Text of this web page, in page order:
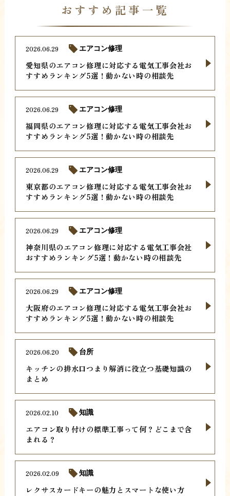
おすすめ記事一覧
愛知県のエアコン修理に対応する電気工事会社お
すすめランキング5選！動かない時の相談先
2026.06.29 エアコン修理
福岡県のエアコン修理に対応する電気工事会社お
すすめランキング5選！動かない時の相談先
2026.06.29 エアコン修理
東京都のエアコン修理に対応する電気工事会社お
すすめランキング5選！動かない時の相談先
2026.06.29 エアコン修理
神奈川県のエアコン修理に対応する電気工事会社
おすすめランキング5選！動かない時の相談先
2026.06.29 エアコン修理
大阪府のエアコン修理に対応する電気工事会社お
すすめランキング5選！動かない時の相談先
2026.06.29 エアコン修理
キッチンの排水口つまり解消に役立つ基礎知識の
まとめ
2026.06.20 台所
エアコン取り付けの標準工事って何？どこまで含
まれる？
2026.02.10 知識
レクサスカードキーの魅力とスマートな使い方
2026.02.09 知識